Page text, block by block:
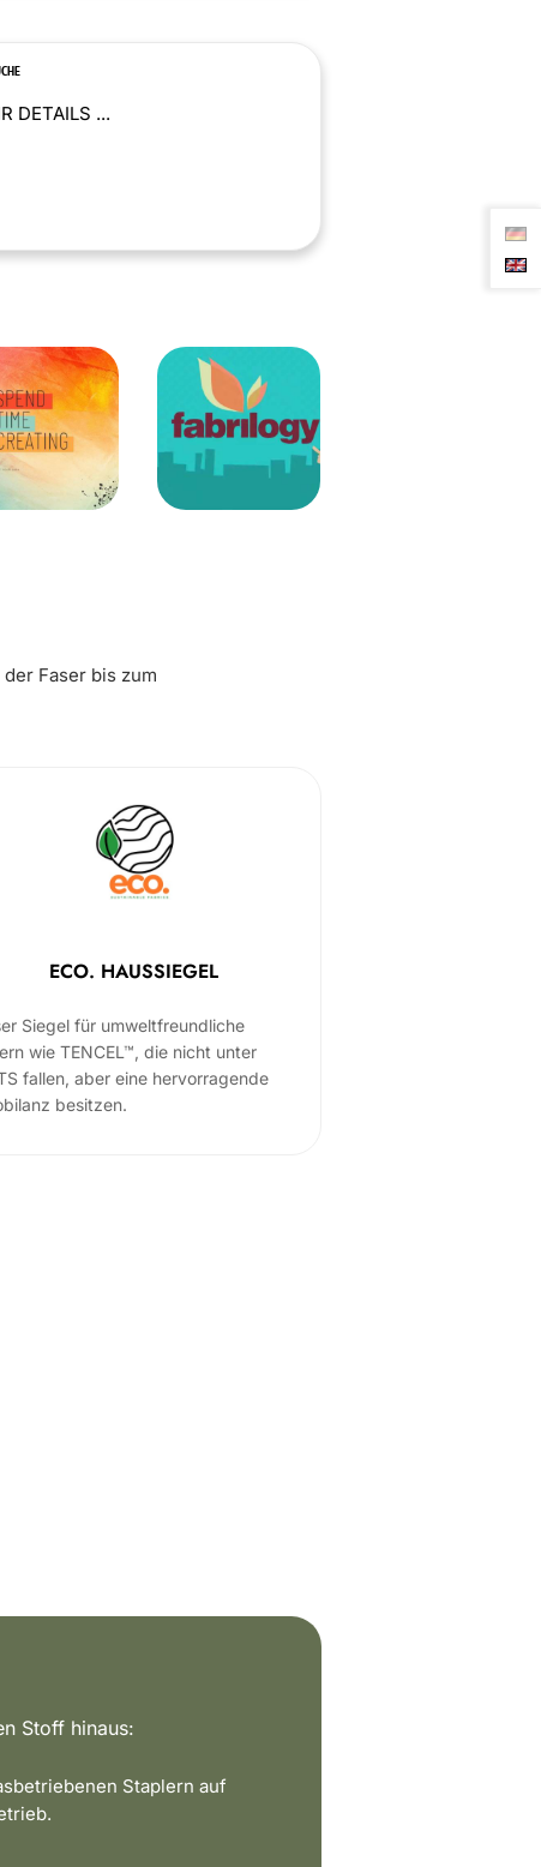
DETAILS ...
Faser bis zum
ECO. HAUSSIEGEL
Siegel für umweltfreundliche
wie TENCEL™, die nicht unter
fallen, aber eine hervorragende
besitzen.
Stoff hinaus:
Staplern auf